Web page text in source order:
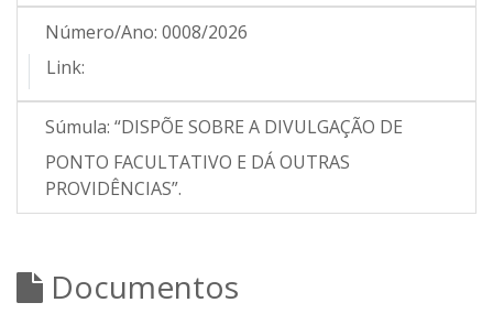
Número/Ano: 0008/2026
Link:
Súmula: “DISPÕE SOBRE A DIVULGAÇÃO DE
PONTO FACULTATIVO E DÁ OUTRAS
PROVIDÊNCIAS”.
Documentos